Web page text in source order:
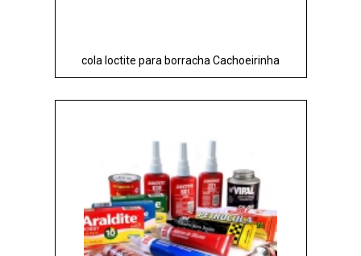
cola loctite para borracha Cachoeirinha